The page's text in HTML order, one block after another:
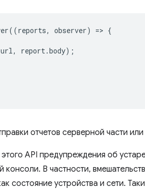
((reports, observer) => {
url, report.body);
отчетов серверной части
API предупреждения об
В частности,
состояние устройства и сети.